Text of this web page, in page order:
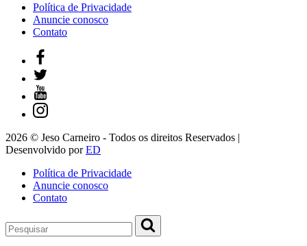
Política de Privacidade
Anuncie conosco
Contato
2026 © Jeso Carneiro - Todos os direitos Reservados |
Desenvolvido porED
Política de Privacidade
Anuncie conosco
Contato